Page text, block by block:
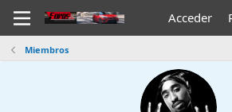
Acceder
Miembros